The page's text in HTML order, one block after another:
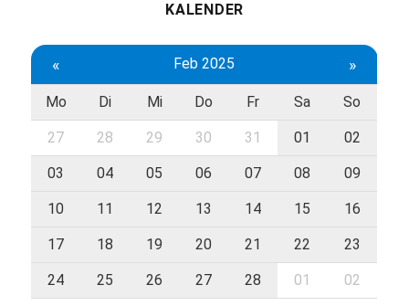
KALENDER
« Feb 2025 »
Mo Di Mi Do Fr Sa So
27 28 29 30 31 01 02
03 04 05 06 07 08 09
10 11 12 13 14 15 16
17 18 19 20 21 22 23
24 25 26 27 28 01 02